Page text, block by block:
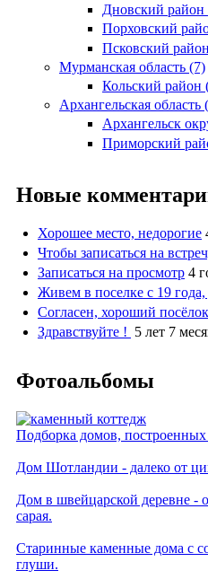
Дновский район
Порховский
Псковский
Мурманская область (7)
Кольский район
Архангельская область
Архангельск
Приморский
Новые
Хорошее место, недорогие
Чтобы записаться на
Записаться на просмотр 4
Живем в поселке с 19 года,
Согласен, хороший
Здравствуйте ! 5 лет 7
Фотоальбомы
Подборка домов,
Дом Шотландии - далеко от
Дом в швейцарской деревне -
сарая.
Старинные каменные дома с
глуши.